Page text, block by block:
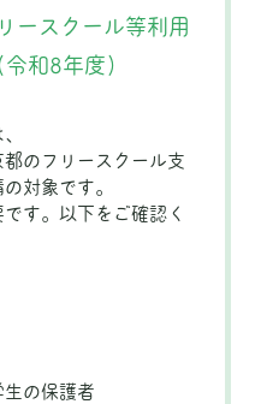
ースクール等利用
和8年度)
のフリースクール支
対象です。
す。以下をご確認く
の保護者